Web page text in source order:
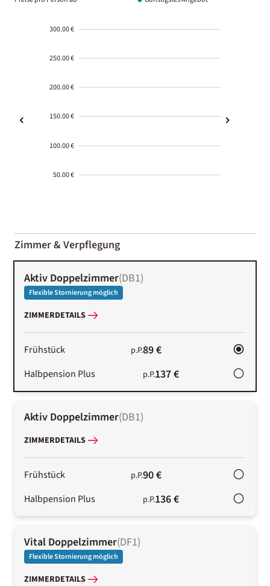
300.00 €
250.00 €
200.00 €
150.00 €
100.00 €
50.00 €
01-02
Zimmer & Verpflegung
Aktiv Doppelzimmer(DB1)
Flexible Stornierung möglich
ZIMMERDETAILS
Frühstück p.P.89 €
Halbpension Plus p.P.137 €
Aktiv Doppelzimmer(DB1)
ZIMMERDETAILS
Frühstück p.P.90 €
Halbpension Plus p.P.136 €
Vital Doppelzimmer(DF1)
Flexible Stornierung möglich
ZIMMERDETAILS